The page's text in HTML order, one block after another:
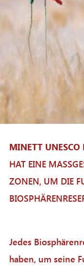
MINETT UNESCO
HAT EINE
ONEN, UM DIE
Jedes
haben, um seine